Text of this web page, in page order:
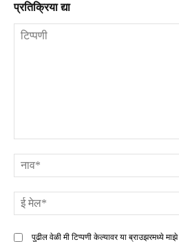
प्रतिक्रिया द्या
पुढील वेळी मी टिप्पणी केल्यावर या ब्राउझरमध्ये